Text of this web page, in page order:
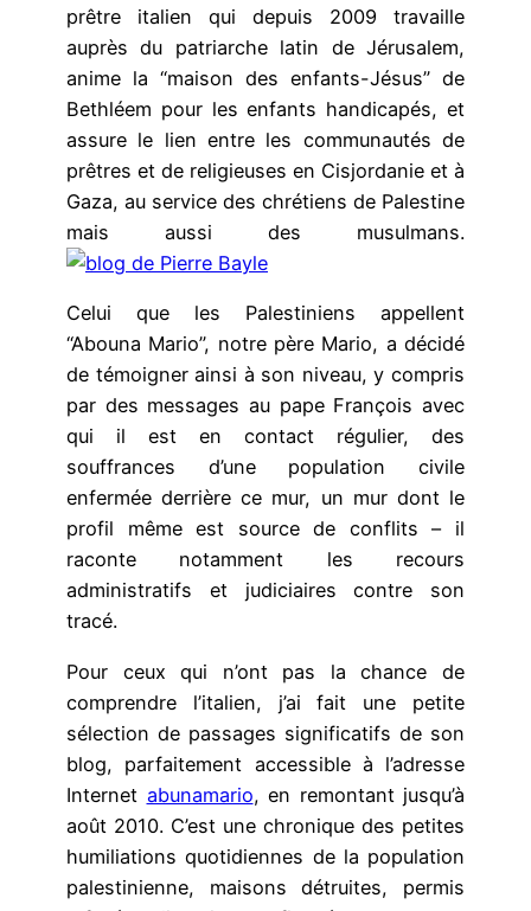
prêtre italien qui depuis 2009 travaille
auprès du patriarche latin de Jérusalem,
anime la “maison des enfants-Jésus” de
Bethléem pour les enfants handicapés, et
assure le lien entre les communautés de
prêtres et de religieuses en Cisjordanie et à
Gaza, au service des chrétiens de Palestine
mais aussi des musulmans.
Celui que les Palestiniens appellent
“Abouna Mario”, notre père Mario, a décidé
de témoigner ainsi à son niveau, y compris
par des messages au pape François avec
qui il est en contact régulier, des
souffrances d’une population civile
enfermée derrière ce mur, un mur dont le
profil même est source de conflits – il
raconte notamment les recours
administratifs et judiciaires contre son
tracé.
Pour ceux qui n’ont pas la chance de
comprendre l’italien, j’ai fait une petite
sélection de passages significatifs de son
blog, parfaitement accessible à l’adresse
Internet abunamario, en remontant jusqu’à
août 2010. C’est une chronique des petites
humiliations quotidiennes de la population
palestinienne, maisons détruites, permis